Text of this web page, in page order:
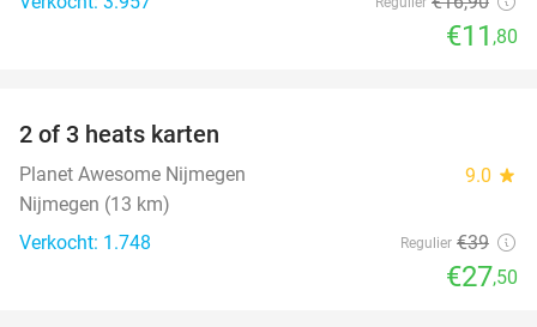
€11 ,80
2 of 3 heats karten
Planet Awesome Nijmegen 9.0 star
Nijmegen (13 km)
Verkocht: 1.748
Regulier €39
€27,50